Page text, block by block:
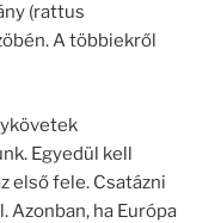
(rattus
A többiekről
Egyedül kell
első fele. Csatázni
Azonban, ha Európa